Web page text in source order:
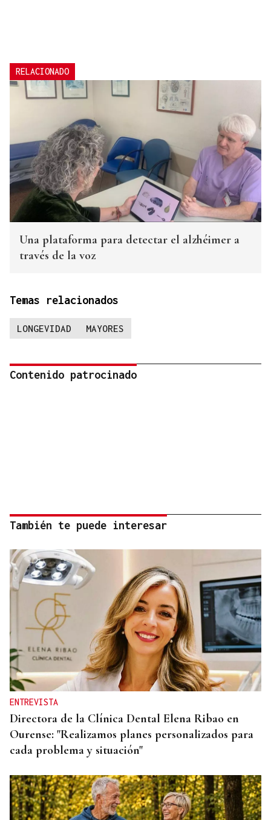
RELACIONADO
Una plataforma para detectar el alzhéimer a
través de la voz
Temas relacionados
LONGEVIDAD MAYORES
Contenido patrocinado
También te puede interesar
ENTREVISTA
Directora de la Clínica Dental Elena Ribao en
Ourense: "Realizamos planes personalizados para
cada problema y situación"